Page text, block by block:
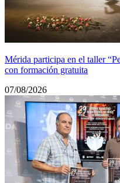
Mérida participa en el taller
con formación gratuita
07/08/2026